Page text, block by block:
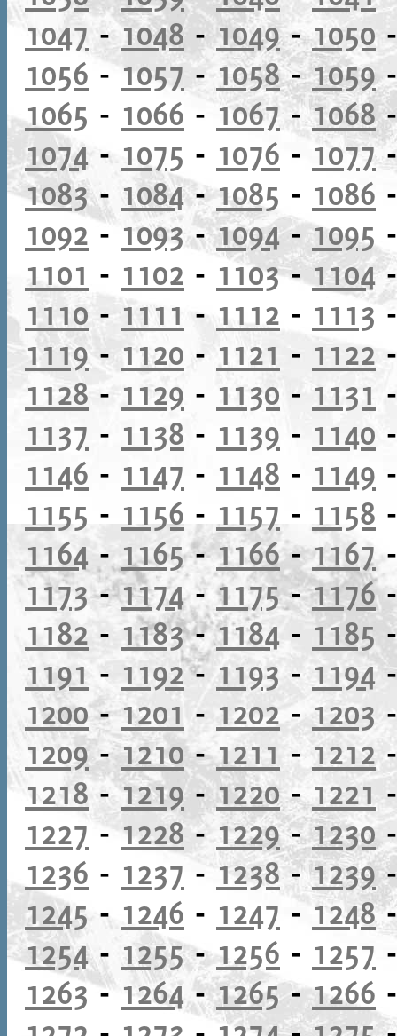
1047 -1048-1049-1050
1056 -1057 -1058-1059
1065 - 1066 -1067-1068
1074- 1075 - 1076 - 1077
1083- 1084-1085 - 1086
1092 - 1093-1094-1095
1101 - 1102 - 1103-1104
1110 -1111 - 1112 - 1113
1119- 1120 - 1121 - 1122
1128 - 1129 - 1130 - 1131
1137 - 1138 - 1139 - 1140
1146 - 1147 - 1148 - 1149
1155 - 1156 - 1157 - 1158
1164 - 1165-1166-1167
1173-1174- 1175-1176
1182 - 1183-1184 - 1185
1191 - 1192-1193-1194
1200-1201 - 1202-1203
1209-1210-1211 -1212
1218-1219-1220-1221
1227 -1228-1229-1230
1236 - 1237 -1238-1239
1245- 1246 - 1247 - 1248
1254- 1255-1256 - 1257
1263- 1264-1265-1266